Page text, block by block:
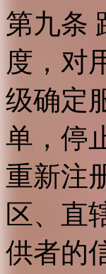
第九条
度，对
级确定
单，停
重新注
区、直
供者的